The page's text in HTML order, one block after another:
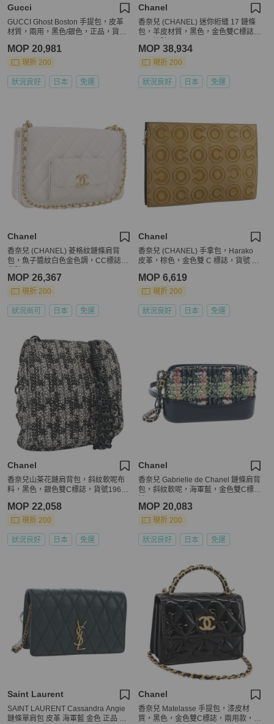
Gucci
GUCCI Ghost Boston 手提包，皮革
材質，兩用，黑色/銀色，正品，貨號
MOP 20,981
現折 200
狀況良好 日本 免運
Chanel
香奈兒 (CHANEL) 迷你絎縫 17 鏈條
包，羊皮材質，黑色，金色雙C標誌，
MOP 38,934
現折 200
狀況良好 日本 免運
Chanel
香奈兒 (CHANEL) 菱格紋鏈條肩背
包，魚子醬紋白色金色調，CC標誌，
MOP 26,367
現折 200
狀況尚可 日本 免運
Chanel
香奈兒 (CHANEL) 手拿包，Harako
皮革，棕色，金色雙 C 標誌，貨號 19
MOP 6,619
現折 200
狀況良好 日本 免運
Chanel
香奈兒山茶花鏈肩背包，斜紋軟呢布
料，黑色，銀色雙C標誌，貨號19601
MOP 22,058
現折 200
狀況良好 日本 免運
Chanel
香奈兒 Gabrielle de Chanel 鏈條肩背
包，斜紋軟呢，海軍藍，金色雙C標
MOP 20,083
現折 200
狀況良好 日本 免運
Saint Laurent
SAINT LAURENT Cassandra Angie
鏈條單肩包 皮革 海軍藍 金色 正品 19
Chanel
香奈兒 Matelasse 手提包，漆皮材
質，黑色，金色雙C標誌，兩用款，正